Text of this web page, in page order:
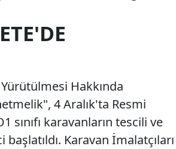
Hakkında
4 Aralık'ta Resmi
sınıfı karavanların tescili ve
Karavan İmalatçıları